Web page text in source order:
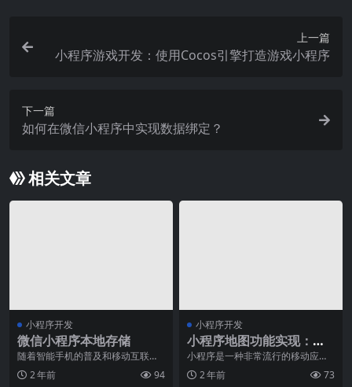
上一篇
小程序游戏开发：使用Cocos引擎打造游戏小程序
下一篇
如何在微信小程序中实现数据绑定？
相关文章
小程序开发
微信小程序本地存储
随着智能手机的普及和移动互联网
的发展，微信小程序成为了人们生
活中不可或缺的一部分
2 年前 94
小程序开发
小程序地图功能实现：定
位与导航技术详解
小程序是一种非常流行的移动应用
程序，由于其功能强大、易于使用
且深受用户喜爱，因此
2 年前 73